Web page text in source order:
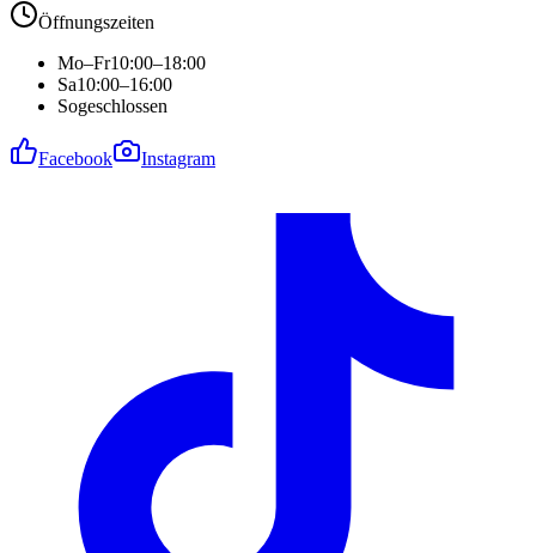
Öffnungszeiten
Mo–Fr10:00–18:00
Sa10:00–16:00
Sogeschlossen
Facebook Instagram